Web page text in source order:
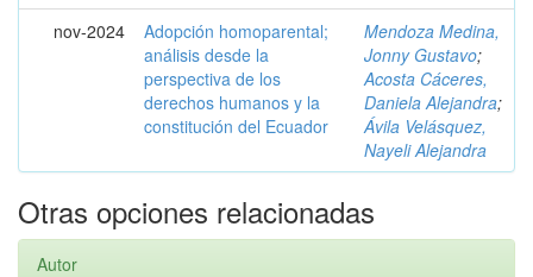
nov-2024
Adopción homoparental;
análisis desde la
perspectiva de los
derechos humanos y la
constitución del Ecuador
Mendoza Medina,
Jonny Gustavo;
Acosta Cáceres,
Daniela Alejandra;
Ávila Velásquez,
Nayeli Alejandra
Otras opciones relacionadas
Autor